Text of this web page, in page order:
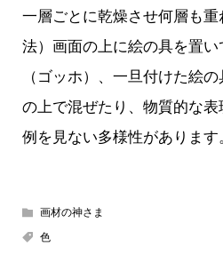
一層ごとに乾燥させ何層も
法）画面の上に絵の具を置い
（ゴッホ）、一旦付けた絵
の上で混ぜたり、物質的な
例を見ない多様性があります
画材の神さま
色